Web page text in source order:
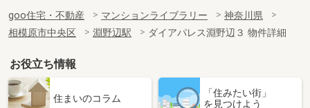
goo住宅・不動産 マンションライブラリー
神奈川県
相模原市中央区
淵野辺駅 ダイアパレス淵野辺３ 物件詳細
お役立ち情報
住まいのコラム
「住みたい街」
を見つけよう